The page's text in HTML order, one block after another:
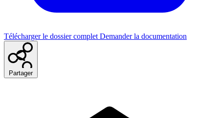
Télécharger le dossier complet Demander la documentation
Partager